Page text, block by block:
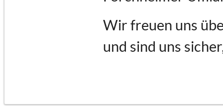
Wir freuen uns
und sind uns